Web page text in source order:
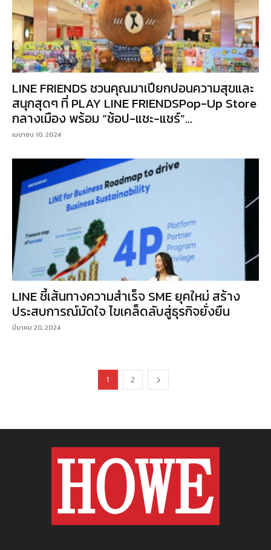
LINE FRIENDS ชวนคุณมาเปียกปอนความสุขและ
สนุกสุดๆ ที่ PLAY LINE FRIENDSPop-Up Store
กลางเมือง พร้อม “ช้อป-แชะ-แชร์”...
เมษายน 10, 2024
LINE ชี้เส้นทางความสำเร็จ SME ยุคใหม่ สร้าง
ประสบการณ์มัดใจ ไขเคล็ดลับสู่ธุรกิจยั่งยืน
มีนาคม 20, 2024
1 2